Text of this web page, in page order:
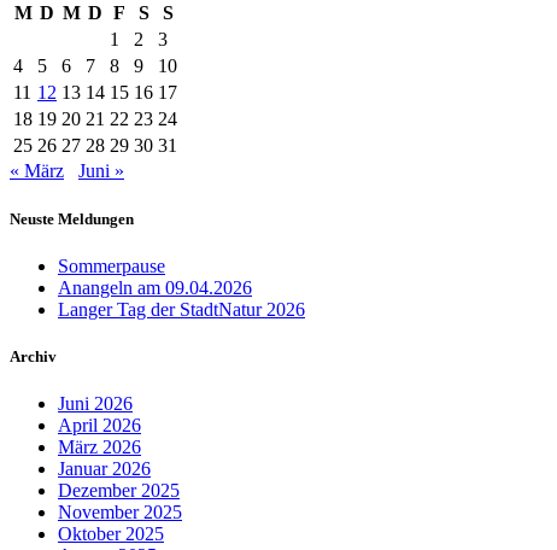
M D M D F S
S
1
2
3
4
5 6 7 8 9
10
11 12 13 14 15 16 17
18 19 20 21 22 23 24
25 26 27 28 29 30 31
« März
Juni »
Neuste Meldungen
Sommerpause
Anangeln am 09.04.2026
Langer Tag der StadtNatur 2026
Archiv
Juni 2026
April 2026
März 2026
Januar 2026
Dezember 2025
November 2025
Oktober 2025